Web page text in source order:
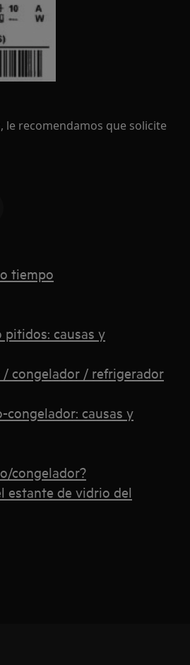
le recomendamos que solicite
tiempo
causas y
congelador / refrigerador
causas y
congelador?
estante de vidrio del